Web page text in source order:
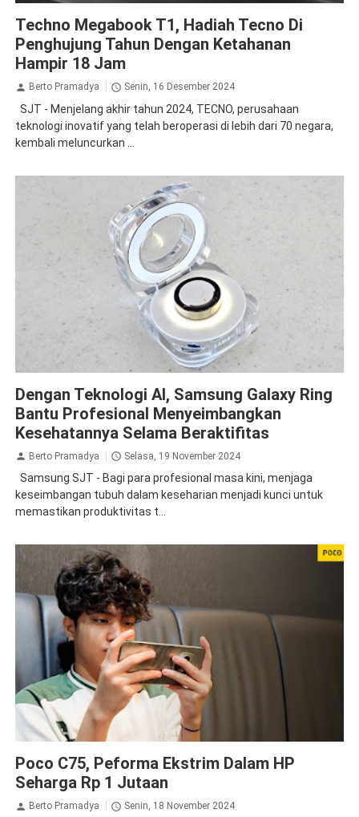
Techno Megabook T1, Hadiah Tecno Di
Penghujung Tahun Dengan Ketahanan
Hampir 18 Jam
Berto Pramadya Senin, 16 Desember 2024
SJT - Menjelang akhir tahun 2024, TECNO, perusahaan
teknologi inovatif yang telah beroperasi di lebih dari 70 negara,
kembali meluncurkan ...
Dengan Teknologi AI, Samsung Galaxy Ring
Bantu Profesional Menyeimbangkan
Kesehatannya Selama Beraktifitas
Berto Pramadya Selasa, 19 November 2024
Samsung SJT - Bagi para profesional masa kini, menjaga
keseimbangan tubuh dalam keseharian menjadi kunci untuk
memastikan produktivitas t...
Poco C75, Peforma Ekstrim Dalam HP
Seharga Rp 1 Jutaan
Berto Pramadya Senin, 18 November 2024